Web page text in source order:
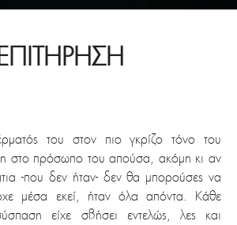
του στον πιο γκρίζο τόνο του
στο πρόσωπο του απούσα, ακόμη κι αν
-που δεν ήταν- δεν θα μπορούσες να
μέσα εκεί, ήταν όλα απόντα. Κάθε
είχε σβήσει εντελώς, λες και